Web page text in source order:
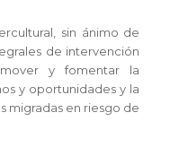
sin ánimo de
de intervención
y fomentar la
y oportunidades y la
migradas en riesgo de